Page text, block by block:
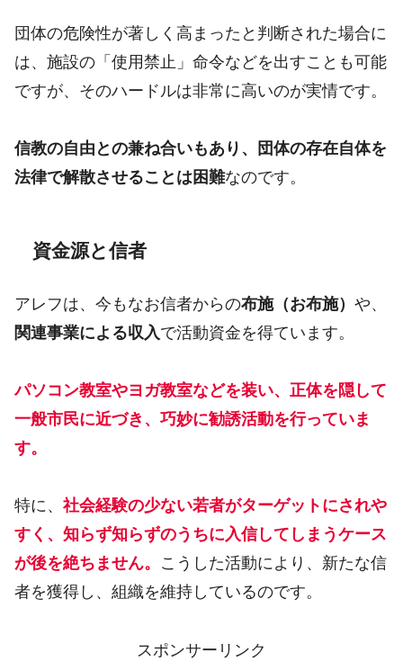
団体の危険性が著しく高まったと判断された場合に
は、施設の「使用禁止」命令などを出すことも可能
ですが、そのハードルは非常に高いのが実情です。
信教の自由との兼ね合いもあり、団体の存在自体を
法律で解散させることは困難なのです。
資金源と信者
アレフは、今もなお信者からの布施（お布施） や、
関連事業による収入で活動資金を得ています。
パソコン教室やヨガ教室などを装い、正体を隠して
一般市民に近づき、巧妙に勧誘活動を行っていま
す。
特に、 社会経験の少ない若者がターゲットにされや
すく、知らず知らずのうちに入信してしまうケース
が後を絶ちません。 こうした活動により、新たな信
者を獲得し、組織を維持しているのです。
スポンサーリンク